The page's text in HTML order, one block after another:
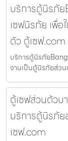
บริการตู้นิรภัย
เซฟนิรภัย เพื่
ตัว ตู้เซฟ.com
บริการตู้นิรภัย
งานเป็นตู้นิรภัยส่ว
ตู้เซฟส่วนตัวบ
บริการตู้นิรภัย
เซฟ.com